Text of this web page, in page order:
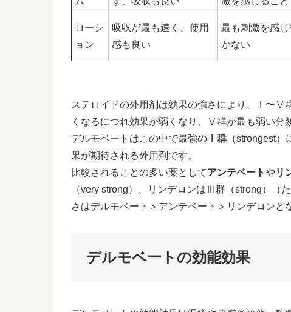
ローシ
ョン
吸収が最も速く、使用
感も良い
最も刺激を感
かない
ステロイドの外用剤は効果の強さにより、Ⅰ〜Ⅴ
くなるにつれ効果が弱くなり、Ⅴ群が最も弱い分
デルモベートはこの中で最強の Ⅰ群 （strongest
果が期待される外用剤です。
比較されることの多い薬としてアンテベートやリ
（very strong）、リンデロンはⅢ群（strong）（
さはデルモベート＞アンテベート＞リンデロンと
デルモベートの効能効果